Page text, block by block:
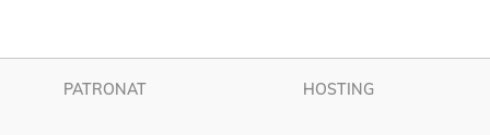
PATRONAT HOSTING